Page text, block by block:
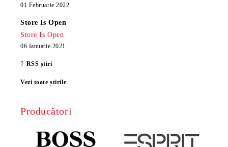
01 Februarie 2022
Store Is Open
Store Is Open
06 Ianuarie 2021
RSS știri
Vezi toate știrile
Producători